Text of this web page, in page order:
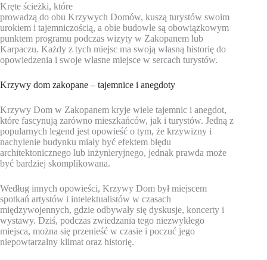
Kręte ścieżki, które
prowadzą do obu Krzywych Domów, kuszą turystów swoim
urokiem i tajemniczością, a obie budowle są obowiązkowym
punktem programu podczas wizyty w Zakopanem lub
Karpaczu. Każdy z tych miejsc ma swoją własną historię do
opowiedzenia i swoje własne miejsce w sercach turystów.
Krzywy dom zakopane – tajemnice i anegdoty
Krzywy Dom w Zakopanem kryje wiele tajemnic i anegdot,
które fascynują zarówno mieszkańców, jak i turystów. Jedną z
popularnych legend jest opowieść o tym, że krzywizny i
nachylenie budynku miały być efektem błędu
architektonicznego lub inżynieryjnego, jednak prawda może
być bardziej skomplikowana.
Według innych opowieści, Krzywy Dom był miejscem
spotkań artystów i intelektualistów w czasach
międzywojennych, gdzie odbywały się dyskusje, koncerty i
wystawy. Dziś, podczas zwiedzania tego niezwykłego
miejsca, można się przenieść w czasie i poczuć jego
niepowtarzalny klimat oraz historię.